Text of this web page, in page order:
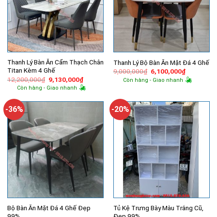
Thanh Lý Bàn Ăn Cẩm Thạch Chân
Titan Kèm 4 Ghế
12,200,000₫ Giá
gốc
là:
9,130,000₫Giá
hiện
tại
9,130,000₫.
Còn hàng - Giao nhanh
Thanh Lý Bộ Bàn Ăn Mặt Đá 4 Ghế
9,000,000₫ Giá
gốc
là:
6,100,000₫Giá
hiện
tại
Còn hàng - Giao nhanh
-36%
Bộ Bàn Ăn Mặt Đá 4 Ghế Đẹp
-20%
Tủ Kệ Trưng Bày Màu Trắng Cũ,